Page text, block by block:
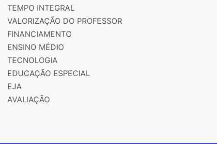
TEMPO INTEGRAL
VALORIZAÇÃO DO PROFESSOR
FINANCIAMENTO
ENSINO MÉDIO
TECNOLOGIA
EDUCAÇÃO ESPECIAL
EJA
AVALIAÇÃO